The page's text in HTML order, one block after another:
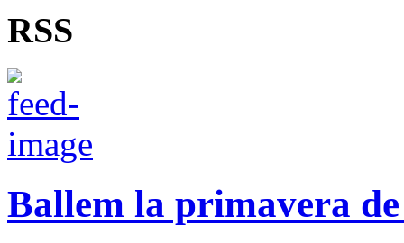
RSS
Ballem la primavera